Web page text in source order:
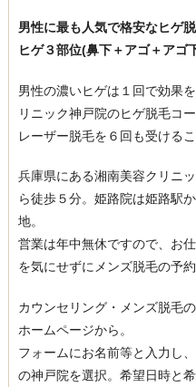
男性に最も人気で格安なヒゲ脱
ヒゲ３部位(鼻下＋アゴ＋アゴ
男性の濃いヒゲは１回で効果
リニック神戸院のヒゲ脱毛コ
レーザー脱毛を６回も受けるこ
兵庫県にある湘南美容クリニ
ら徒歩５分。姫路院は姫路駅
地。
営業は年中無休ですので、お
を気にせずにメンズ脱毛の予
カウンセリング・メンズ脱毛
ホームページから。
フォームにお名前等と入力し
の神戸院を選択。希望日時と